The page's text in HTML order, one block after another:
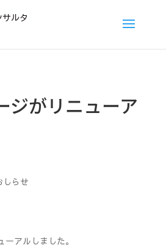
ジがリニューア
しらせ
アルしました。